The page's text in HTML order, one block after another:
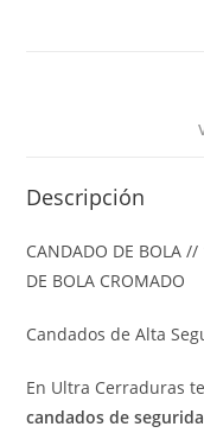
Descripción
CANDADO DE BOLA
DE BOLA CROMADO
Candados de Alta
En Ultra Cerraduras
candados de